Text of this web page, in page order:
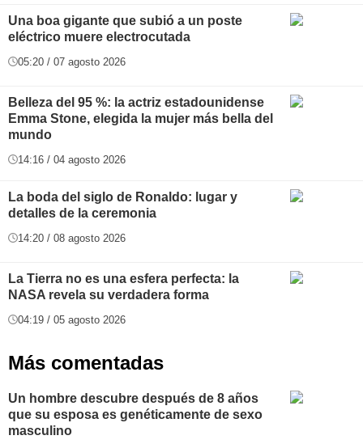
Una boa gigante que subió a un poste
eléctrico muere electrocutada
05:20 / 07 agosto 2026
Belleza del 95 %: la actriz estadounidense
Emma Stone, elegida la mujer más bella del
mundo
14:16 / 04 agosto 2026
La boda del siglo de Ronaldo: lugar y
detalles de la ceremonia
14:20 / 08 agosto 2026
La Tierra no es una esfera perfecta: la
NASA revela su verdadera forma
04:19 / 05 agosto 2026
Más comentadas
Un hombre descubre después de 8 años
que su esposa es genéticamente de sexo
masculino